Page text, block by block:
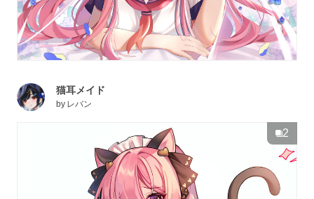
猫耳メイド
by レバン
2